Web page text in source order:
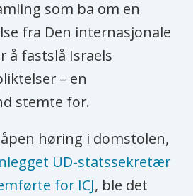
som ba om en
fra Den internasjonale
å fastslå Israels
– en
stemte for.
høring i domstolen,
UD-statssekretær
for ICJ, ble det